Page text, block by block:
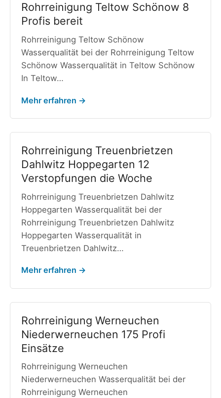
Rohrreinigung Teltow Schönow 8
Profis bereit
Rohrreinigung Teltow Schönow
Wasserqualität bei der Rohrreinigung Teltow
Schönow Wasserqualität in Teltow Schönow
In Teltow…
Mehr erfahren →
Rohrreinigung Treuenbrietzen
Dahlwitz Hoppegarten 12
Verstopfungen die Woche
Rohrreinigung Treuenbrietzen Dahlwitz
Hoppegarten Wasserqualität bei der
Rohrreinigung Treuenbrietzen Dahlwitz
Hoppegarten Wasserqualität in
Treuenbrietzen Dahlwitz…
Mehr erfahren →
Rohrreinigung Werneuchen
Niederwerneuchen 175 Profi
Einsätze
Rohrreinigung Werneuchen
Niederwerneuchen Wasserqualität bei der
Rohrreinigung Werneuchen